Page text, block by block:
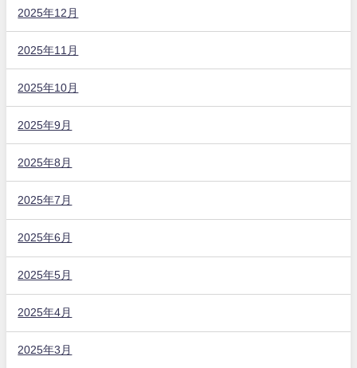
2025年12月
2025年11月
2025年10月
2025年9月
2025年8月
2025年7月
2025年6月
2025年5月
2025年4月
2025年3月